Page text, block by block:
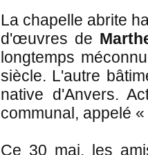
La chapelle abrite
d'œuvres de
longtemps
siècle. L'autre
native d'Anvers.
communal, appelé
Ce 30 mai, les